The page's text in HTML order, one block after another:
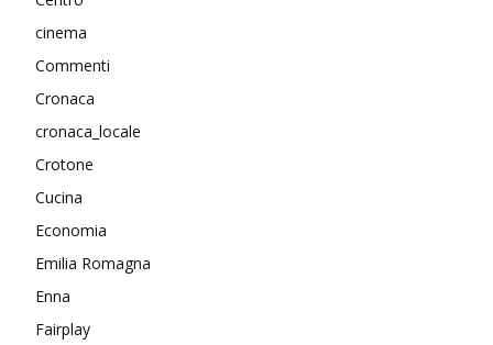
cinema
Commenti
Cronaca
cronaca_locale
Crotone
Cucina
Economia
Emilia Romagna
Enna
Fairplay